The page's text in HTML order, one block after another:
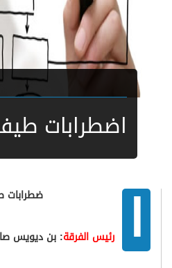
اضطرابات
ا ضطرابات
رئيس الفرقة: بن ديويس